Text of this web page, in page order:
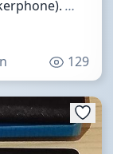
…
129